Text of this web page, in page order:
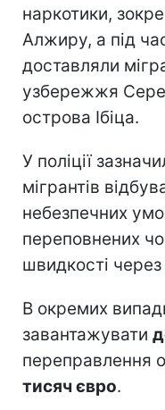
наркотики,
Алжиру, а під
доставляли
узбережжя
острова Ібіца.
У поліції
мігрантів
небезпечних
переповнених
швидкості
В окремих
завантажувати
переправлення
тисяч євро.